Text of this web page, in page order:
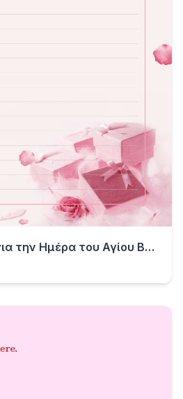
Ρομαντική κάρτα για την Ημέρα του Αγίου Βαλεντίνου